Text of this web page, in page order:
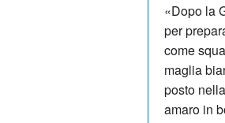
«Dopo la
per
come
maglia
posto
amaro in